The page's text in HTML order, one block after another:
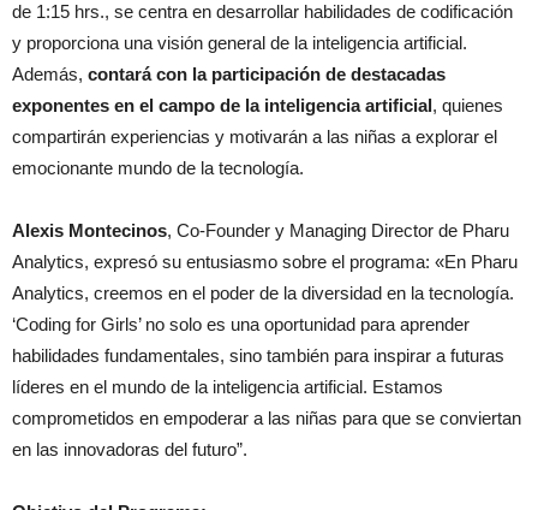
de 1:15 hrs., se centra en desarrollar habilidades de codificación
y proporciona una visión general de la inteligencia artificial.
Además, contará con la participación de destacadas
exponentes en el campo de la inteligencia artificial, quienes
compartirán experiencias y motivarán a las niñas a explorar el
emocionante mundo de la tecnología.
Alexis Montecinos, Co-Founder y Managing Director de Pharu
Analytics, expresó su entusiasmo sobre el programa: «En Pharu
Analytics, creemos en el poder de la diversidad en la tecnología.
‘Coding for Girls’ no solo es una oportunidad para aprender
habilidades fundamentales, sino también para inspirar a futuras
líderes en el mundo de la inteligencia artificial. Estamos
comprometidos en empoderar a las niñas para que se conviertan
en las innovadoras del futuro”.